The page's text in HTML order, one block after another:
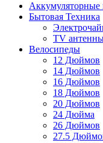
Аккумуляторные
Бытовая Техника
TV
Велосипеды
12 Дюймов
14 Дюймов
16 Дюймов
18 Дюймов
20 Дюймов
24 Дюйма
26 Дюймов
27.5